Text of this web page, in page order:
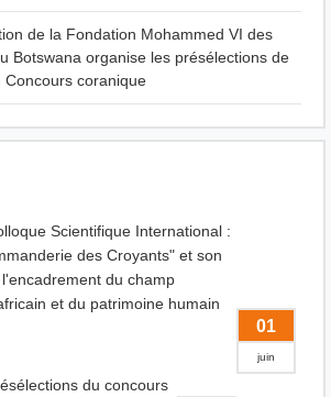
de la Fondation Mohammed VI des
Botswana organise les présélections de
Concours coranique
Scientifique International :
des Croyants" et son
du champ
et du patrimoine humain
01
juin
du concours